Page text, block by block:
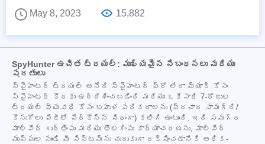
May 8, 2023
15,882
SpyHunter ఉచిత ట్రయల్: ముఖ్యమైన నిబంధనలు మరియు
షరతులు
స్పైహంటర్ ట్రయల్ అనేది స్పైహంటర్ ప్రో లేదా మ్యాక్ కోసం
స్పైహంటర్ కొరకు ఉద్దేశించబడింది మరియు ఒకేసారి 7-రోజుల
ట్రయల్ వ్యవధి కోసం బహుళ పరికరాలను (ప్రచార సామగ్రి/
కొనుగోలు పేజీలో పేర్కొన్న విధంగా) కలిగి ఉంటుంది. ఇది సమగ్ర
మాల్వేర్ గుర్తింపు మరియు తొలగింపు కార్యాచరణను, మాల్వేర్
ముప్పుల నుండి మీ సిస్టమ్‌ను చురుకుగా రక్షించడానికి అధిక-